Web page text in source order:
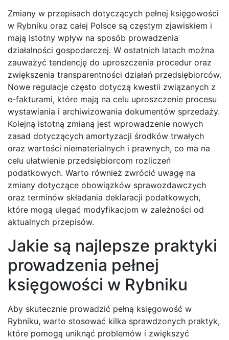
Zmiany w przepisach dotyczących pełnej księgowości
w Rybniku oraz całej Polsce są częstym zjawiskiem i
mają istotny wpływ na sposób prowadzenia
działalności gospodarczej. W ostatnich latach można
zauważyć tendencję do uproszczenia procedur oraz
zwiększenia transparentności działań przedsiębiorców.
Nowe regulacje często dotyczą kwestii związanych z
e-fakturami, które mają na celu uproszczenie procesu
wystawiania i archiwizowania dokumentów sprzedaży.
Kolejną istotną zmianą jest wprowadzenie nowych
zasad dotyczących amortyzacji środków trwałych
oraz wartości niematerialnych i prawnych, co ma na
celu ułatwienie przedsiębiorcom rozliczeń
podatkowych. Warto również zwrócić uwagę na
zmiany dotyczące obowiązków sprawozdawczych
oraz terminów składania deklaracji podatkowych,
które mogą ulegać modyfikacjom w zależności od
aktualnych przepisów.
Jakie są najlepsze praktyki
prowadzenia pełnej
księgowości w Rybniku
Aby skutecznie prowadzić pełną księgowość w
Rybniku, warto stosować kilka sprawdzonych praktyk,
które pomogą uniknąć problemów i zwiększyć